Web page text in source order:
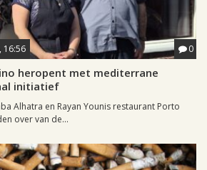
16:56 0
heropent met mediterrane
initiatief
Alhatra en Rayan Younis restaurant Porto
over van de...